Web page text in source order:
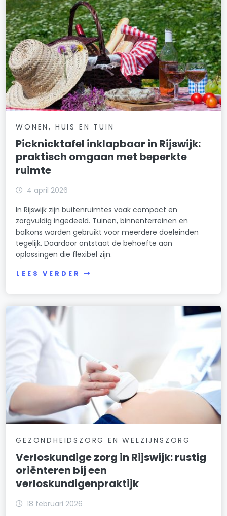
WONEN, HUIS EN TUIN
Picknicktafel inklapbaar in Rijswijk:
praktisch omgaan met beperkte
ruimte
4 april 2026
In Rijswijk zijn buitenruimtes vaak compact en
zorgvuldig ingedeeld. Tuinen, binnenterreinen en
balkons worden gebruikt voor meerdere doeleinden
tegelijk. Daardoor ontstaat de behoefte aan
oplossingen die flexibel zijn.
LEES VERDER
GEZONDHEIDSZORG EN WELZIJNSZORG
Verloskundige zorg in Rijswijk: rustig
oriënteren bij een
verloskundigenpraktijk
18 februari 2026